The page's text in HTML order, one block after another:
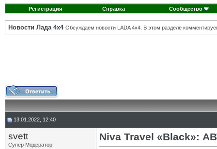
Регистрация Справка Сообщество
Новости Лада 4х4 Обсуждаем новости LADA 4x4. В этом разделе
13.01.2022, 12:40
svett
Супер Модератор
Niva Travel «Black»: